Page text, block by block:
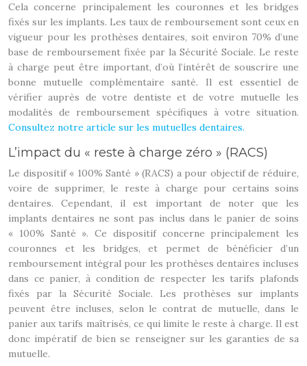
Cela concerne principalement les couronnes et les bridges
fixés sur les implants. Les taux de remboursement sont ceux en
vigueur pour les prothèses dentaires, soit environ 70% d’une
base de remboursement fixée par la Sécurité Sociale. Le reste
à charge peut être important, d’où l’intérêt de souscrire une
bonne mutuelle complémentaire santé. Il est essentiel de
vérifier auprès de votre dentiste et de votre mutuelle les
modalités de remboursement spécifiques à votre situation.
Consultez notre article sur les mutuelles dentaires.
L’impact du « reste à charge zéro » (RACS)
Le dispositif « 100% Santé » (RACS) a pour objectif de réduire,
voire de supprimer, le reste à charge pour certains soins
dentaires. Cependant, il est important de noter que les
implants dentaires ne sont pas inclus dans le panier de soins
« 100% Santé ». Ce dispositif concerne principalement les
couronnes et les bridges, et permet de bénéficier d’un
remboursement intégral pour les prothèses dentaires incluses
dans ce panier, à condition de respecter les tarifs plafonds
fixés par la Sécurité Sociale. Les prothèses sur implants
peuvent être incluses, selon le contrat de mutuelle, dans le
panier aux tarifs maîtrisés, ce qui limite le reste à charge. Il est
donc impératif de bien se renseigner sur les garanties de sa
mutuelle.